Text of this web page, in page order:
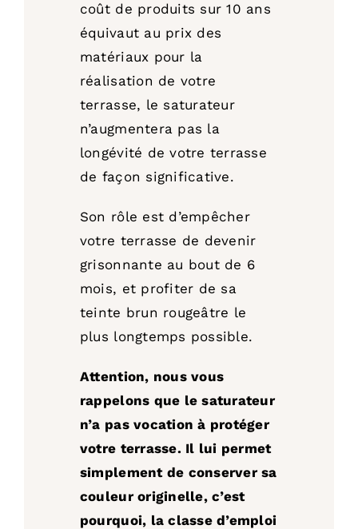
coût de produits sur 10 ans
équivaut au prix des
matériaux pour la
réalisation de votre
terrasse, le saturateur
n’augmentera pas la
longévité de votre terrasse
de façon significative.
Son rôle est d’empêcher
votre terrasse de devenir
grisonnante au bout de 6
mois, et profiter de sa
teinte brun rougeâtre le
plus longtemps possible.
Attention, nous vous
rappelons que le saturateur
n’a pas vocation à protéger
votre terrasse. Il lui permet
simplement de conserver sa
couleur originelle, c’est
pourquoi, la classe d’emploi